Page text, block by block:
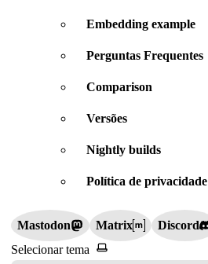
Embedding example
Perguntas Frequentes
Comparison
Versões
Nightly builds
Política de privacidade
Mastodon Matrix Discord
Selecionar tema